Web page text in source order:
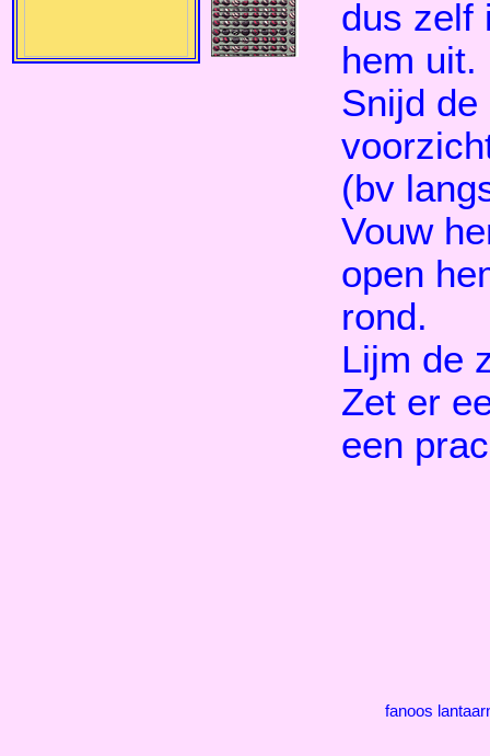
dus zelf
hem uit.
Snijd de
(bv
Vouw
open
rond.
Lijm de
Zet er
een
fanoos